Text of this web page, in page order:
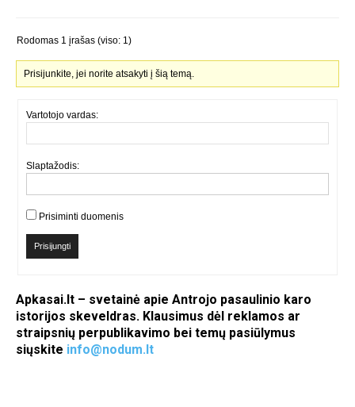
Rodomas 1 įrašas (viso: 1)
Prisijunkite, jei norite atsakyti į šią temą.
Vartotojo vardas:
Slaptažodis:
Prisiminti duomenis
Prisijungti
Apkasai.lt – svetainė apie Antrojo pasaulinio karo
istorijos skeveldras. Klausimus dėl reklamos ar
straipsnių perpublikavimo bei temų pasiūlymus
siųskite info@nodum.lt